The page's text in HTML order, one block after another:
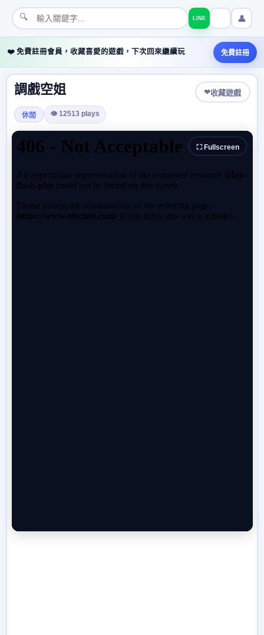
🔍 LINE 👤
❤️ 免費註冊會員，收藏喜愛的遊戲，下次回來繼續玩 免費註冊
調戲空姐 ❤收藏遊戲
休閒 👁 12513 plays
⛶ Fullscreen